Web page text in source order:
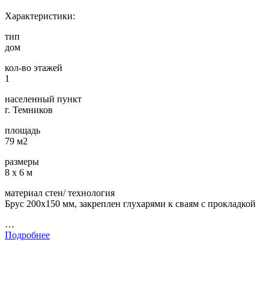
Характеристики:
тип
дом
кол-во этажей
1
населенный пункт
г. Темников
площадь
79 м2
размеры
8 х 6 м
материал стен/ технология
Брус 200х150 мм, закреплен глухарями к сваям с прокладкой
…
Подробнее